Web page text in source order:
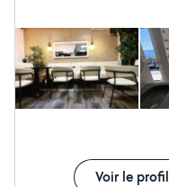
Voir le profil